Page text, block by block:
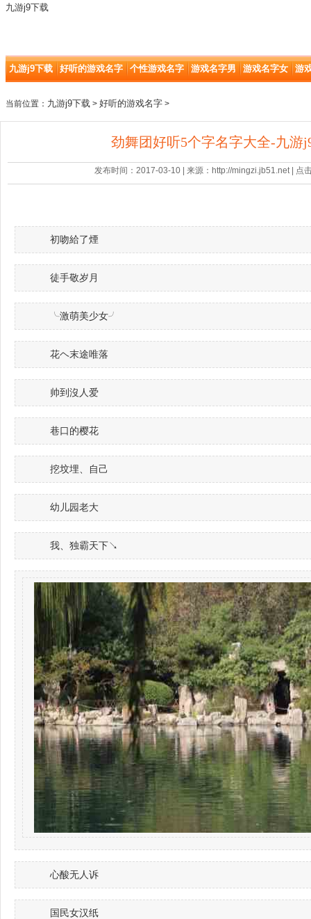
九游j9下载
九游j9下载 好听的游戏名字 个性游戏名字 游戏名字男 游戏名字女 游
当前位置： 九游j9下载 > 好听的游戏名字 >
劲舞团好听5个字名字大全-九游
发布时间：2017-03-10 | 来源：http://mingzi.jb51.net | 点
初吻給了煙
徒手敬岁月
╰激萌美少女╯
花ヘ末途唯落
帅到沒人爱
巷口的樱花
挖坟埋、自己
幼儿园老大
我、独霸天下↘
心酸无人诉
国民女汉纸